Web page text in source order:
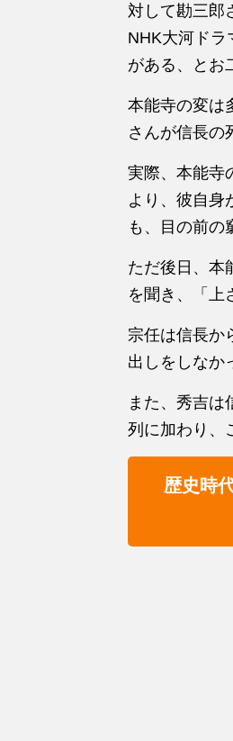
対して勘三郎
NHK大河ドラ
がある、とお
本能寺の変は
さんが信長の
実際、本能寺
より、彼自身
も、目の前の
ただ後日、本
を聞き、「上
宗任は信長か
出しをしなか
また、秀吉は
列に加わり、
歴史時